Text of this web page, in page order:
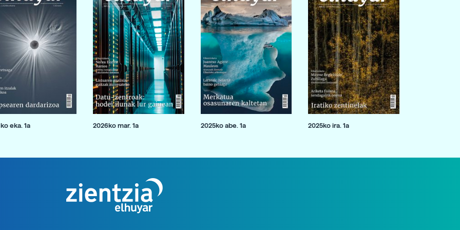
eka. 1a 2026ko mar. 1a 2025ko abe. 1a 2025ko ira. 1a